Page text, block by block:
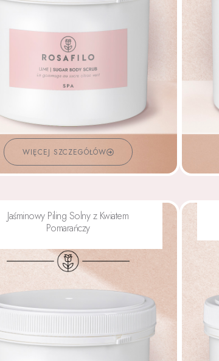
WIĘCEJ SZCZEGÓŁÓW
Jaśminowy Piling Solny z Kwiatem
Pomarańczy